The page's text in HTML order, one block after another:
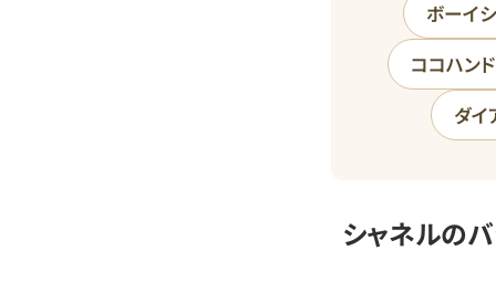
ボーイ
ココハン
ダイ
シャネルの